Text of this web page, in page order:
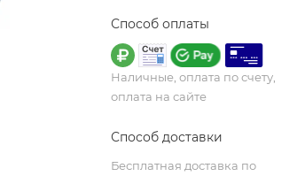
Способ оплаты
Наличные, оплата по счету,
оплата на сайте
Способ доставки
Бесплатная доставка по